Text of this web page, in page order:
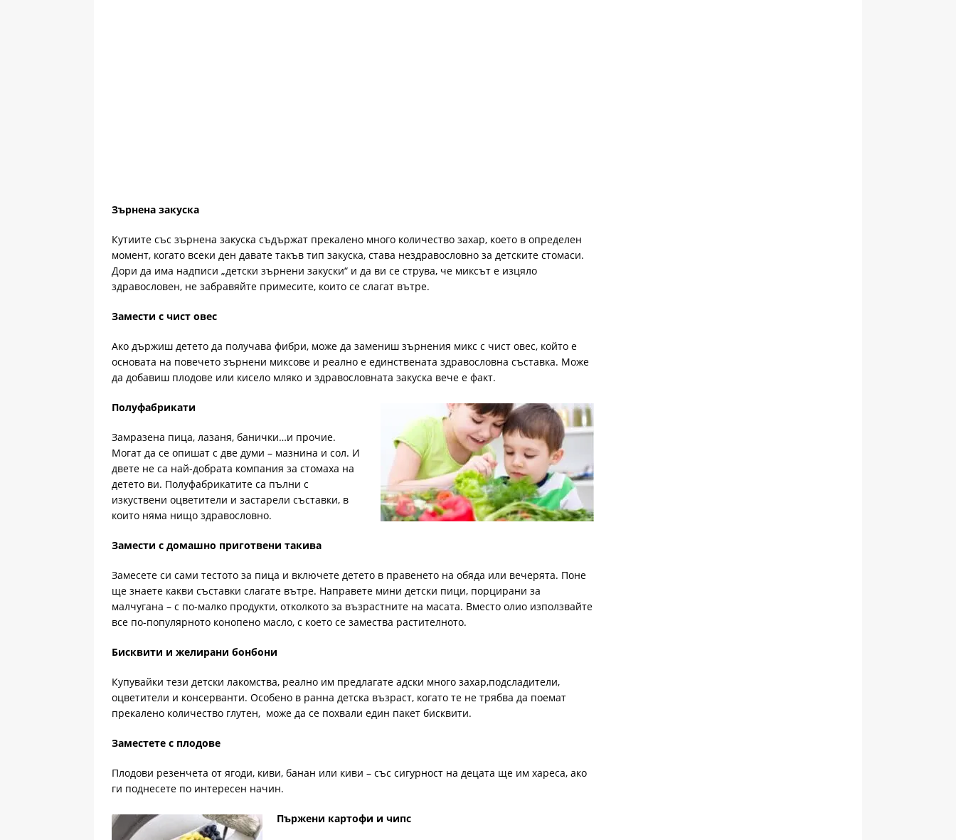
Зърнена закуска
Кутиите със зърнена закуска съдържат прекалено много количество захар, което в определен
момент, когато всеки ден давате такъв тип закуска, става нездравословно за детските стомаси.
Дори да има надписи „детски зърнени закуски“ и да ви се струва, че миксът е изцяло
здравословен, не забравяйте примесите, които се слагат вътре.
Замести с чист овес
Ако държиш детето да получава фибри, може да замениш зърнения микс с чист овес, който е
основата на повечето зърнени миксове и реално е единствената здравословна съставка. Може
да добавиш плодове или кисело мляко и здравословната закуска вече е факт.
Полуфабрикати
Замразена пица, лазаня, банички…и прочие.
Могат да се опишат с две думи – мазнина и сол. И
двете не са най-добрата компания за стомаха на
детето ви. Полуфабрикатите са пълни с
изкуствени оцветители и застарели съставки, в
които няма нищо здравословно.
Замести с домашно приготвени такива
Замесете си сами тестото за пица и включете детето в правенето на обяда или вечерята. Поне
ще знаете какви съставки слагате вътре. Направете мини детски пици, порцирани за
малчугана – с по-малко продукти, отколкото за възрастните на масата. Вместо олио използвайте
все по-популярното конопено масло, с което се замества растителното.
Бисквити и желирани бонбони
Купувайки тези детски лакомства, реално им предлагате адски много захар,подсладители,
оцветители и консерванти. Особено в ранна детска възраст, когато те не трябва да поемат
прекалено количество глутен, може да се похвали един пакет бисквити.
Заместете с плодове
Плодови резенчета от ягоди, киви, банан или киви – със сигурност на децата ще им хареса, ако
ги поднесете по интересен начин.
Пържени картофи и чипс